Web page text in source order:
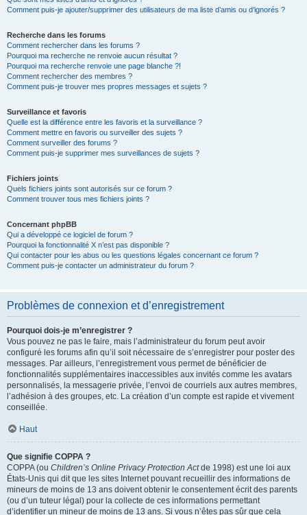
Comment puis-je ajouter/supprimer des utilisateurs de ma liste d’amis ou d’ignorés ?
Recherche dans les forums
Comment rechercher dans les forums ?
Pourquoi ma recherche ne renvoie aucun résultat ?
Pourquoi ma recherche renvoie une page blanche ?!
Comment rechercher des membres ?
Comment puis-je trouver mes propres messages et sujets ?
Surveillance et favoris
Quelle est la différence entre les favoris et la surveillance ?
Comment mettre en favoris ou surveiller des sujets ?
Comment surveiller des forums ?
Comment puis-je supprimer mes surveillances de sujets ?
Fichiers joints
Quels fichiers joints sont autorisés sur ce forum ?
Comment trouver tous mes fichiers joints ?
Concernant phpBB
Qui a développé ce logiciel de forum ?
Pourquoi la fonctionnalité X n’est pas disponible ?
Qui contacter pour les abus ou les questions légales concernant ce forum ?
Comment puis-je contacter un administrateur du forum ?
Problèmes de connexion et d’enregistrement
Pourquoi dois-je m’enregistrer ?
Vous pouvez ne pas le faire, mais l’administrateur du forum peut avoir
configuré les forums afin qu’il soit nécessaire de s’enregistrer pour poster des
messages. Par ailleurs, l’enregistrement vous permet de bénéficier de
fonctionnalités supplémentaires inaccessibles aux invités comme les avatars
personnalisés, la messagerie privée, l’envoi de courriels aux autres membres,
l’adhésion à des groupes, etc. La création d’un compte est rapide et vivement
conseillée.
Haut
Que signifie COPPA ?
COPPA (ou Children’s Online Privacy Protection Actde 1998) est une loi aux
États-Unis qui dit que les sites Internet pouvant recueillir des informations de
mineurs de moins de 13 ans doivent obtenir le consentement écrit des parents
(ou d’un tuteur légal) pour la collecte de ces informations permettant
d’identifier un mineur de moins de 13 ans. Si vous n’êtes pas sûr que cela